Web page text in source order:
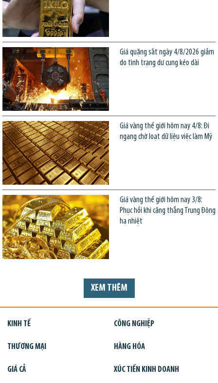
Giá quặng sắt ngày 4/8/2026 giảm
do tình trạng dư cung kéo dài
Giá vàng thế giới hôm nay 4/8: Đi
ngang chờ loạt dữ liệu việc làm Mỹ
Giá vàng thế giới hôm nay 3/8:
Phục hồi khi căng thẳng Trung Đông
hạ nhiệt
XEM THÊM
KINH TẾ CÔNG NGHIỆP
THƯƠNG MẠI HÀNG HÓA
GIÁ CẢ XÚC TIẾN KINH DOANH